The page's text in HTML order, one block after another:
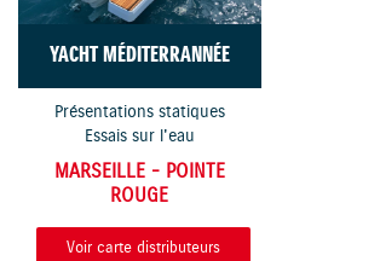
YACHT MÉDITERRANNÉE
Présentations statiques
Essais sur l'eau
MARSEILLE - POINTE
ROUGE
Voir carte distributeurs